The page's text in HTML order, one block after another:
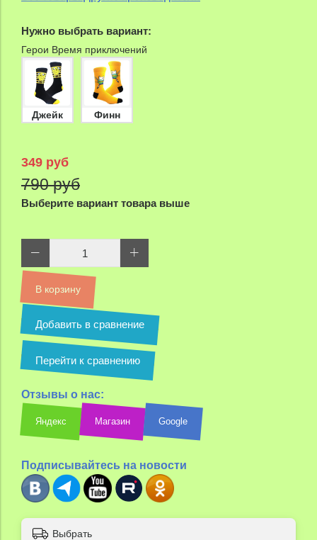
Нужно выбрать вариант:
Герои Время приключений
Джейк Финн
349 руб
790 руб
Выберите вариант товара выше
В корзину
Добавить в сравнение
Перейти к сравнению
Отзывы о нас:
Яндекс Магазин Google
Подписывайтесь на новости
Выбрать